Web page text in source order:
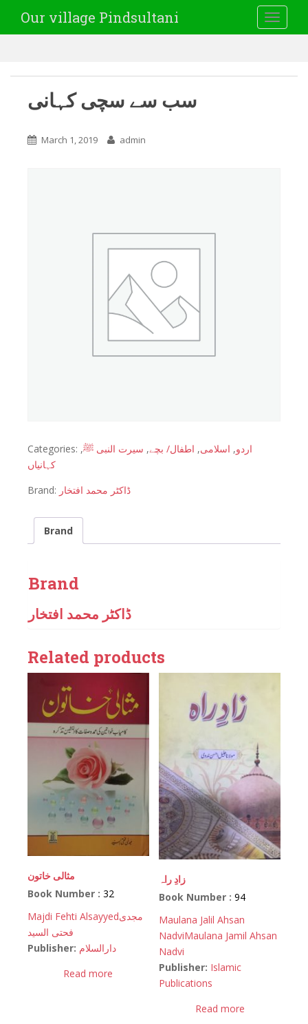
Our village Pindsultani
سب سے سچی کہانی
March 1, 2019 admin
Categories: اردو, اسلامی, اطفال/ بچے, سیرت النبی ﷺ,
کہانیاں
Brand: ڈاکٹر محمد افتخار
Brand
Brand
ڈاکٹر محمد افتخار
Related products
مثالی خاتون
Book Number : 32
Majdi Fehti Alsayyedمجدی
فحتی السید
Publisher: دارالسلام
Read more
زادِ راہ
Book Number :94
Maulana Jalil Ahsan
NadviMaulana Jamil Ahsan
Nadvi
Publisher: Islamic
Publications
Read more